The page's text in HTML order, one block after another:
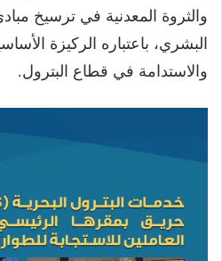
والثروة المعدنية في ترسيخ
البشري، باعتباره الركيزة
والاستدامة في قطاع البترول.